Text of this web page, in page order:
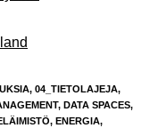
, 04_TIETOLAJEJA,
, DATA SPACES,
, ENERGIA,